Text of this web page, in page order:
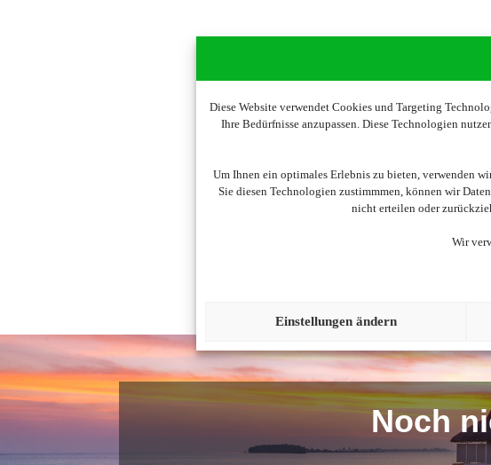
Diese Website verwendet Cookies und Targeting
Ihre Bedürfnisse anzupassen. Diese Technologien
Um Ihnen ein optimales Erlebnis zu bieten, verwenden
Sie diesen Technologien zustimmmen, können wir
nicht erteilen oder
Wir
Einstellungen ändern
Wir
Noch